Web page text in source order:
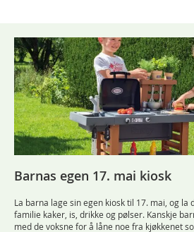
Barnas egen 17. mai kiosk
La barna lage sin egen kiosk til 17. mai, og la
familie kaker, is, drikke og pølser. Kanskje
med de voksne for å låne noe fra kjøkkenet